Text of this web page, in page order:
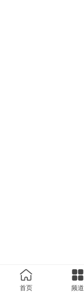
首页 频道